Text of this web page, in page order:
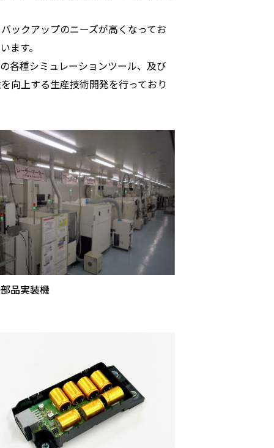
ックアップのニーズが高くなってお
ます。
各種シミュレーションツール、及び
向上する生産技術開発を行っており
品実装機